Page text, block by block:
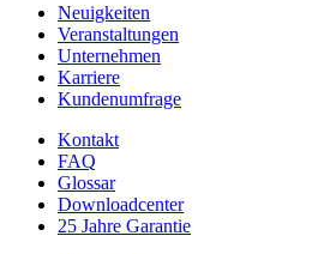
Neuigkeiten
Veranstaltungen
Unternehmen
Karriere
Kundenumfrage
Kontakt
FAQ
Glossar
Downloadcenter
25 Jahre Garantie